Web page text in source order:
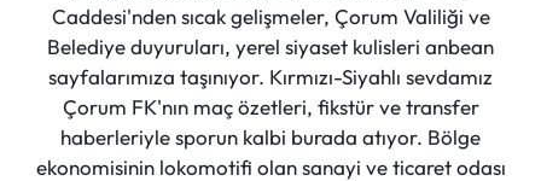
Caddesi'nden sıcak gelişmeler, Çorum Valiliği ve
Belediye duyuruları, yerel siyaset kulisleri anbean
sayfalarımıza taşınıyor. Kırmızı-Siyahlı sevdamız
Çorum FK'nın maç özetleri, fikstür ve transfer
haberleriyle sporun kalbi burada atıyor. Bölge
ekonomisinin lokomotifi olan sanayi ve ticaret odası